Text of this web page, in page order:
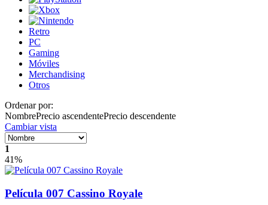
Retro
PC
Gaming
Móviles
Merchandising
Otros
Ordenar por:
NombrePrecio ascendentePrecio descendente
Cambiar vista
1
41%
Película 007 Cassino Royale